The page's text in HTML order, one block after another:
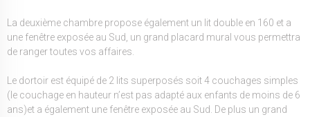
La deuxième chambre propose également un lit double en 160 et a
une fenêtre exposée au Sud, un grand placard mural vous permettra
de ranger toutes vos affaires.
Le dortoir est équipé de 2 lits superposés soit 4 couchages simples
(le couchage en hauteur n’est pas adapté aux enfants de moins de 6
ans)et a également une fenêtre exposée au Sud. De plus un grand